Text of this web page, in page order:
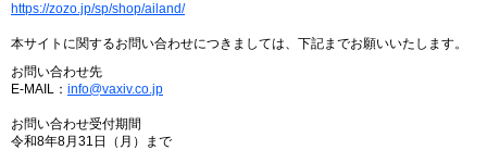
https://zozo.jp/sp/shop/ailand/
本サイトに関するお問い合わせにつきましては、下記までお願いいたします。
お問い合わせ先
E-MAIL： info@vaxiv.co.jp
お問い合わせ受付期間
令和8年8月31日（月）まで